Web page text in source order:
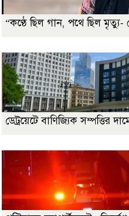
“কণ্ঠে ছিল গান, পথে ছিল মৃত্যু-
ডেট্রয়েটে বাণিজ্যিক সম্পত্তির